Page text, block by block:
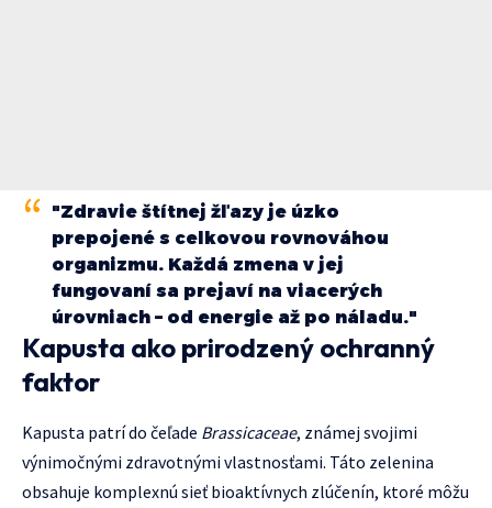
"Zdravie štítnej žľazy je úzko
prepojené s celkovou rovnováhou
organizmu. Každá zmena v jej
fungovaní sa prejaví na viacerých
úrovniach – od energie až po náladu."
Kapusta ako prirodzený ochranný
faktor
Kapusta patrí do čeľade Brassicaceae, známej svojimi
výnimočnými zdravotnými vlastnosťami. Táto zelenina
obsahuje komplexnú sieť bioaktívnych zlúčenín, ktoré môžu